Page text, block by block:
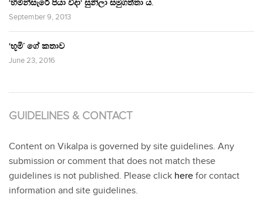
‘හිමින්සැරේ පියා විදා‘ සුනිලා සමුගත්තා ය.
September 9, 2013
‘භූමි’ ගේ කතාව
June 23, 2016
GUIDELINES & CONTACT
Content on Vikalpa is governed by site guidelines. Any
submission or comment that does not match these
guidelines is not published. Please click here for contact
information and site guidelines.